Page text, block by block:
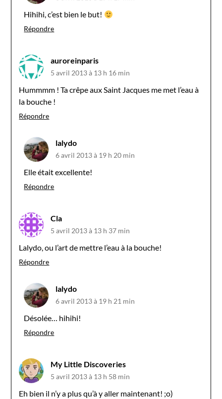
Hihihi, c’est bien le but!
Répondre
auroreinparis
5 avril 2013 à 13 h 16 min
Hummmm ! Ta crêpe aux Saint Jacques me met l’eau à
la bouche !
Répondre
lalydo
6 avril 2013 à 19 h 20 min
Elle était excellente!
Répondre
Cla
5 avril 2013 à 13 h 37 min
Lalydo, ou l’art de mettre l’eau à la bouche!
Répondre
lalydo
6 avril 2013 à 19 h 21 min
Désolée… hihihi!
Répondre
My Little Discoveries
5 avril 2013 à 13 h 58 min
Eh bien il n’y a plus qu’à y aller maintenant! ;o)